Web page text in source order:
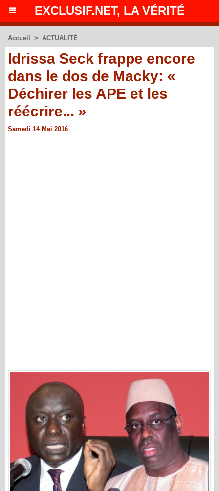
EXCLUSIF.NET, LA VÉRITÉ
Accueil > ACTUALITÉ
Idrissa Seck frappe encore
dans le dos de Macky: «
Déchirer les APE et les
réécrire... »
Samedi 14 Mai 2016